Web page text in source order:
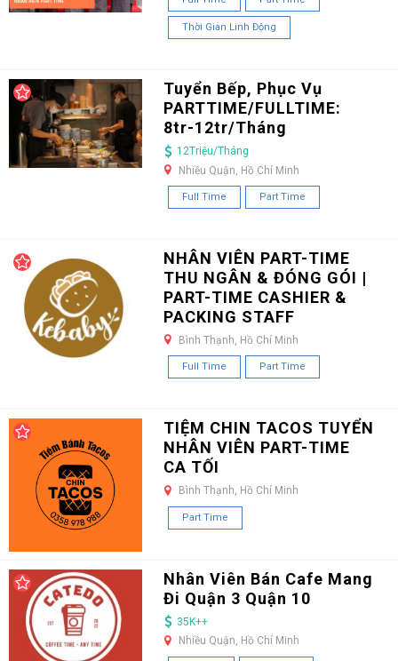
Thời Gian Linh Động
Tuyển Bếp, Phục Vụ
PARTTIME/FULLTIME:
8tr-12tr/Tháng
12Triệu/Tháng
Nhiều Quận, Hồ Chí Minh
Full Time Part Time
NHÂN VIÊN PART-TIME
THU NGÂN & ĐÓNG GÓI |
PART-TIME CASHIER &
PACKING STAFF
Bình Thạnh, Hồ Chí Minh
Full Time Part Time
TIỆM CHIN TACOS TUYỂN
NHÂN VIÊN PART-TIME
CA TỐI
Bình Thạnh, Hồ Chí Minh
Part Time
Nhân Viên Bán Cafe Mang
Đi Quận 3 Quận 10
35K++
Nhiều Quận, Hồ Chí Minh